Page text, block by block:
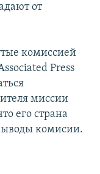
от
комиссией
Press
миссии
его страна
комисии.